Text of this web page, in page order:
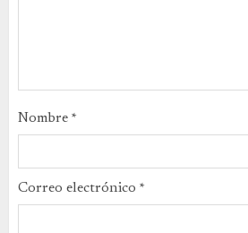
Nombre *
Correo electrónico *